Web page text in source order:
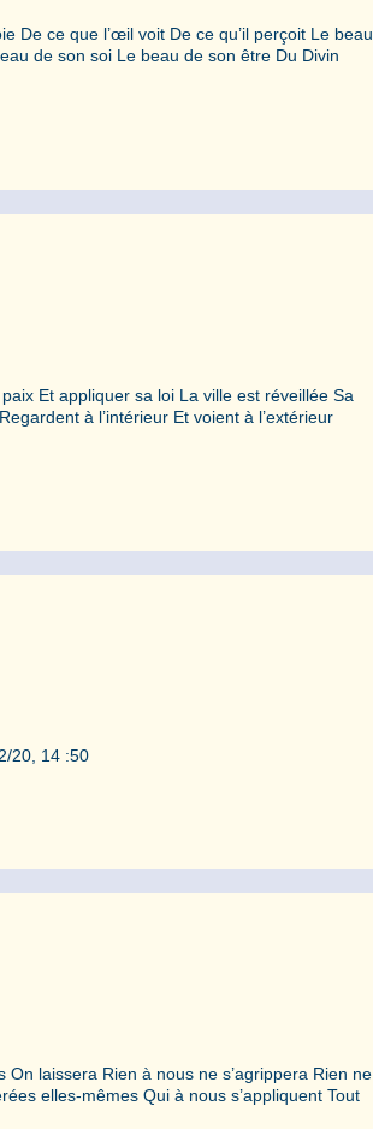
De ce que l’œil voit De ce qu’il perçoit Le beau
de son soi Le beau de son être Du Divin
Et appliquer sa loi La ville est réveillée Sa
à l’intérieur Et voient à l’extérieur
20, 14 :50
laissera Rien à nous ne s’agrippera Rien ne
elles-mêmes Qui à nous s’appliquent Tout